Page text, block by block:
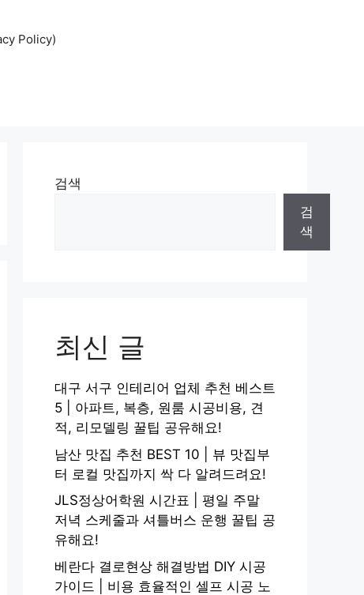
Policy)
검색
검
색
최신 글
대구 서구 인테리어 업체 추천 베스트
5 | 아파트, 복층, 원룸 시공비용, 견
적, 리모델링 꿀팁 공유해요!
남산 맛집 추천 BEST 10 | 뷰 맛집부
터 로컬 맛집까지 싹 다 알려드려요!
JLS정상어학원 시간표 | 평일 주말
저녁 스케줄과 셔틀버스 운행 꿀팁 공
유해요!
베란다 결로현상 해결방법 DIY 시공
가이드 | 비용 효율적인 셀프 시공 노